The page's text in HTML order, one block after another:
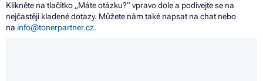
Klikněte na tlačítko „Máte otázku?“ vpravo dole a podívejte se na
nejčastěji kladené dotazy. Můžete nám také napsat na chat nebo
na info@tonerpartner.cz.